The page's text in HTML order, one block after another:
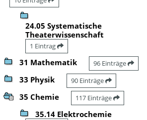
24.05 Systematische
Theaterwissenschaft
1 Eintrag
31 Mathematik 96 Einträge
33 Physik 90 Einträge
35 Chemie 117 Einträge
35.14 Elektrochemie